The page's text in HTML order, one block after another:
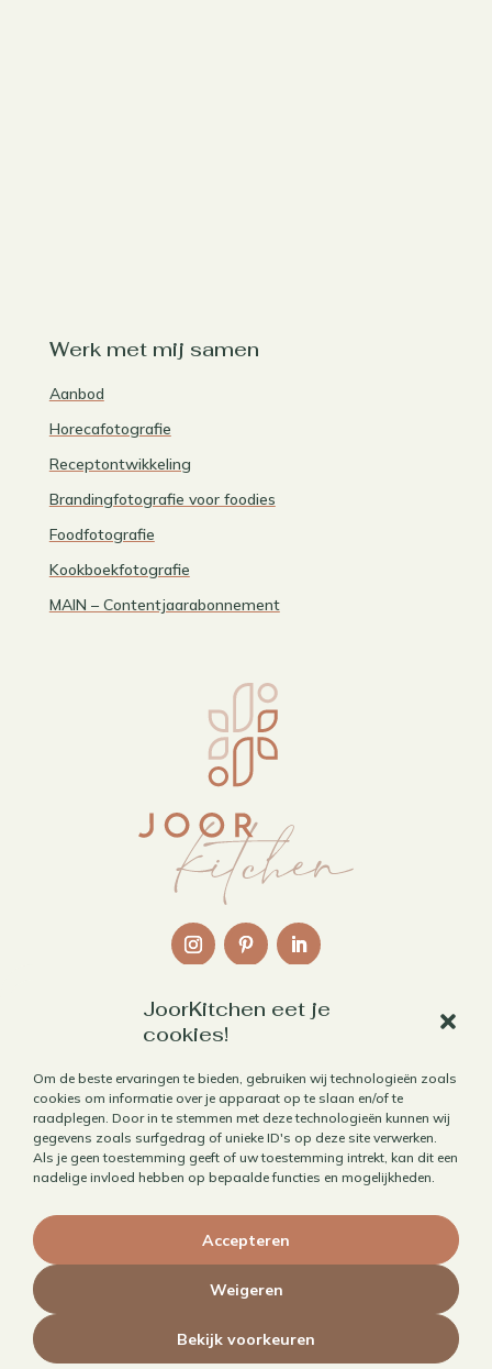
JoorKitchen eet je
cookies!
Om de beste ervaringen te bieden, gebruiken wij technologieën zoals
cookies om informatie over je apparaat op te slaan en/of te
raadplegen. Door in te stemmen met deze technologieën kunnen wij
gegevens zoals surfgedrag of unieke ID's op deze site verwerken.
Als je geen toestemming geeft of uw toestemming intrekt, kan dit een
nadelige invloed hebben op bepaalde functies en mogelijkheden.
Accepteren
Weigeren
Bekijk voorkeuren
Werk met mij samen
Aanbod
Horecafotografie
Receptontwikkeling
Brandingfotografie voor foodies
Foodfotografie
Kookboekfotografie
MAIN – Contentjaarabonnement
Contact
Algemene voorwaarden
Privacybeleid